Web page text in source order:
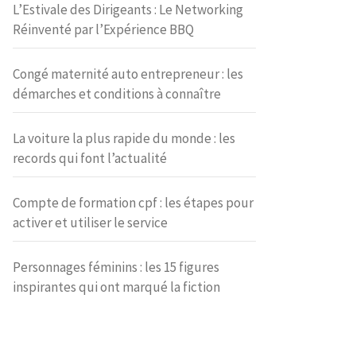
L’Estivale des Dirigeants : Le Networking
Réinventé par l’Expérience BBQ
Congé maternité auto entrepreneur : les
démarches et conditions à connaître
La voiture la plus rapide du monde : les
records qui font l’actualité
Compte de formation cpf : les étapes pour
activer et utiliser le service
Personnages féminins : les 15 figures
inspirantes qui ont marqué la fiction